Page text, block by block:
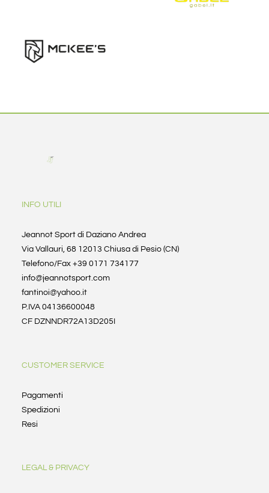
INFO UTILI
Jeannot Sport di Daziano Andrea
Via Vallauri, 68 12013 Chiusa di Pesio (CN)
Telefono/Fax +39 0171 734177
info@jeannotsport.com
fantinoi@yahoo.it
P.IVA 04136600048
CF DZNNDR72A13D205I
CUSTOMER SERVICE
Pagamenti
Spedizioni
Resi
LEGAL & PRIVACY